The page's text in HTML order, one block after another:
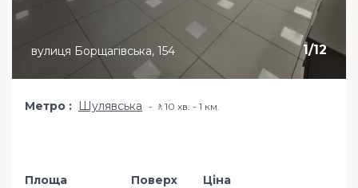
1/12
вулиця Борщагівська, 154
Метро Шулявська 🚶10 хв. - 1 км.
Площа Поверх Ціна